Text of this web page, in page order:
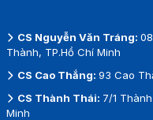
CS Nguyễn Văn Tráng:
Thành, TP.Hồ Chí Minh
CS Cao Thắng: 93 Cao
CS Thành Thái: 7/1
Minh